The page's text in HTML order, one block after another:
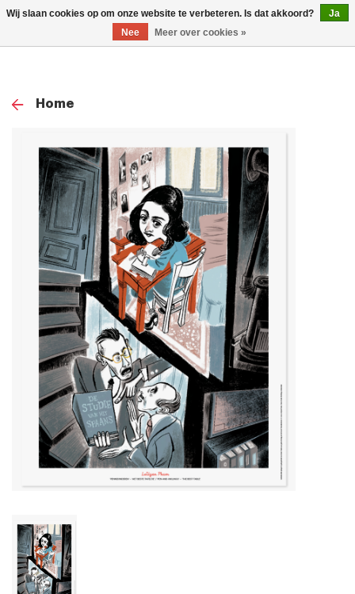
0
Home
Wij slaan cookies op om onze website te verbeteren. Is dat akkoord?
Ja
Nee
Meer over cookies »